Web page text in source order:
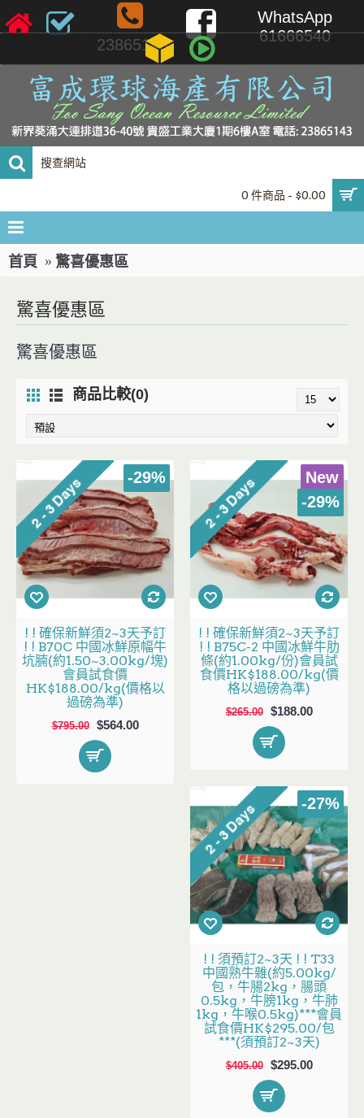
23865143
WhatsApp
61666540
0 件商品 - $0.00
首頁 驚喜優惠區
驚喜優惠區
驚喜優惠區
商品比較(0)
-29%
! ! 確保新鮮須2~3天予訂
! ! B70C 中國冰鮮原幅牛
坑腩(約1.50~3.00kg/塊)
會員試食價
HK$188.00/kg(價格以
過磅為準)
$795.00 $564.00
New
-29%
! ! 確保新鮮須2~3天予訂
! ! B75C-2 中國冰鮮牛肋
條(約1.00kg/份)會員試
食價HK$188.00/kg(價
格以過磅為準)
$265.00 $188.00
-27%
! ! 須預訂2~3天 ! ! T33
中國熟牛雜(約5.00kg/
包，牛腸2kg，腸頭
0.5kg，牛膀1kg，牛肺
1kg，牛喉0.5kg)***會員
試食價HK$295.00/包
***(須預訂2~3天)
$405.00 $295.00